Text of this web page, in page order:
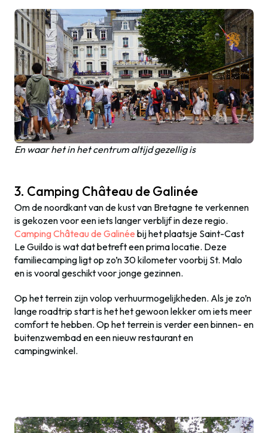
En waar het in het centrum altijd gezellig is
3. Camping Château de Galinée
Om de noordkant van de kust van Bretagne te verkennen
is gekozen voor een iets langer verblijf in deze regio.
Camping Château de Galinée bij het plaatsje Saint-Cast
Le Guildo is wat dat betreft een prima locatie. Deze
familiecamping ligt op zo’n 30 kilometer voorbij St. Malo
en is vooral geschikt voor jonge gezinnen.
Op het terrein zijn volop verhuurmogelijkheden. Als je zo’n
lange roadtrip start is het het gewoon lekker om iets meer
comfort te hebben. Op het terrein is verder een binnen- en
buitenzwembad en een nieuw restaurant en
campingwinkel.